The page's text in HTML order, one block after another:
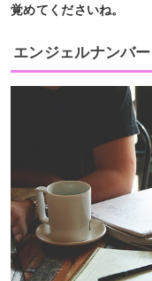
覚めてくださいね。
エンジェルナンバ